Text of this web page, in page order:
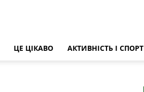
ЦЕ ЦІКАВО АКТИВНІСТЬ І СПОРТ